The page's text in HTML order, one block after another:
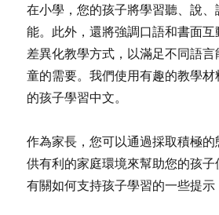
在小學，您的孩子將學習聽、說
能。此外，還將強調口語和書面
差異化教學方式，以滿足不同語言
童的需要。我們使用有趣的教學
的孩子學習中文。
作為家長，您可以通過採取積極
供有利的家庭環境來幫助您的孩
有關如何支持孩子學習的一些提示